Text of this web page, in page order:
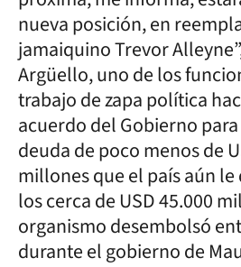
nueva posición, en
jamaiquino Trevor
Argüello, uno de los
trabajo de zapa política
acuerdo del Gobierno
deuda de poco menos de
millones que el país aún
los cerca de USD 45.000
organismo desembolsó
durante el gobierno de